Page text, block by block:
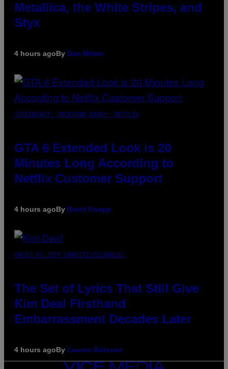
Metallica, the White Stripes, and
Styx
4 hours agoBy Dan Milam
SCREENSHOT: ROCKSTAR GAMES, NETFLIX
GTA 6 Extended Look is 20
Minutes Long According to
Netflix Customer Support
4 hours agoBy Brent Koepp
PHOTO BY JEFF KRAVITZ/FILMMAGIC
The Set of Lyrics That Still Give
Kim Deal Firsthand
Embarrassment Decades Later
4 hours agoBy Lauren Boisvert
VICE